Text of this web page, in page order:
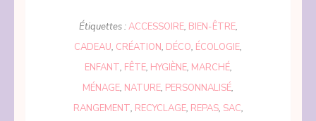
Étiquettes :ACCESSOIRE, BIEN-ÊTRE,
CADEAU, CRÉATION, DÉCO, ÉCOLOGIE,
ENFANT, FÊTE, HYGIÈNE, MARCHÉ,
MÉNAGE, NATURE, PERSONNALISÉ,
RANGEMENT, RECYCLAGE, REPAS, SAC,